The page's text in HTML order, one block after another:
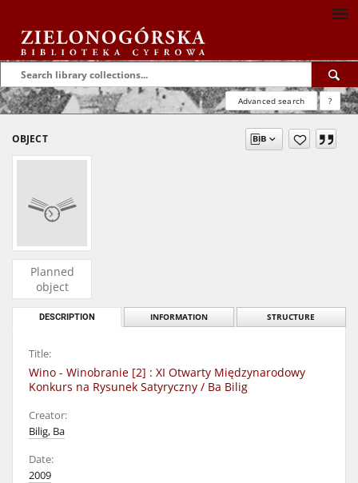
Advanced search ?
OBJECT
Planned
object
DESCRIPTION INFORMATION STRUCTURE
Title:
Wino - Winobranie [2] : XI Otwarty Międzynarodowy
Konkurs na Rysunek Satyryczny / Ba Bilig
Creator:
Bilig, Ba
Date:
2009